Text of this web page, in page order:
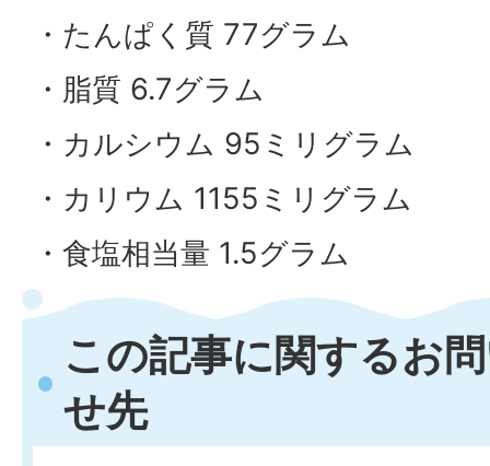
・たんぱく質 77グラム
・脂質 6.7グラム
・カルシウム 95ミリグラム
・カリウム 1155ミリグラム
・食塩相当量 1.5グラム
この記事に関するお
せ先